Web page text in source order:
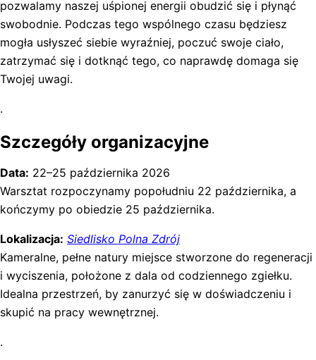
pozwalamy naszej uśpionej energii obudzić się i płynąć
swobodnie. Podczas tego wspólnego czasu będziesz
mogła usłyszeć siebie wyraźniej, poczuć swoje ciało,
zatrzymać się i dotknąć tego, co naprawdę domaga się
Twojej uwagi.
.
Szczegóły organizacyjne
Data: 22–25 października 2026
Warsztat rozpoczynamy popołudniu 22 października, a
kończymy po obiedzie 25 października.
Lokalizacja: Siedlisko Polna Zdrój
Kameralne, pełne natury miejsce stworzone do regeneracji
i wyciszenia, położone z dala od codziennego zgiełku.
Idealna przestrzeń, by zanurzyć się w doświadczeniu i
skupić na pracy wewnętrznej.
.